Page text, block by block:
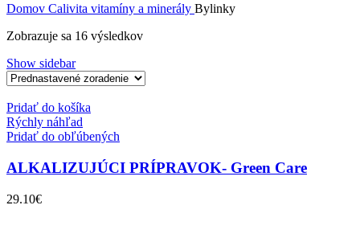
Domov Calivita vitamíny a minerály Bylinky
Zobrazuje sa 16 výsledkov
Show sidebar
Pridať do košíka
Rýchly náhľad
Pridať do obľúbených
ALKALIZUJÚCI PRÍPRAVOK- Green Care
29.10€